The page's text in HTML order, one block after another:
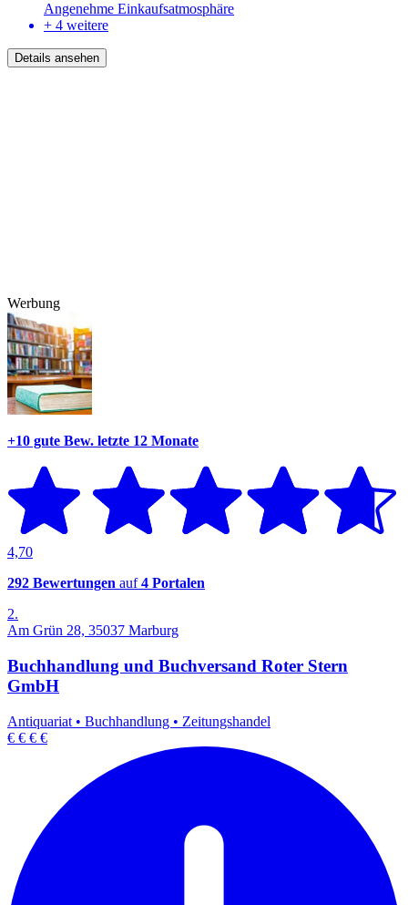
Angenehme Einkaufsatmosphäre
+ 4 weitere
Details ansehen
Werbung
+10 gute Bew. letzte 12 Monate
4,70
292 Bewertungen auf4 Portalen
2.
Am Grün 28, 35037 Marburg
Buchhandlung und Buchversand Roter Stern
GmbH
Antiquariat • Buchhandlung • Zeitungshandel
€ € € €